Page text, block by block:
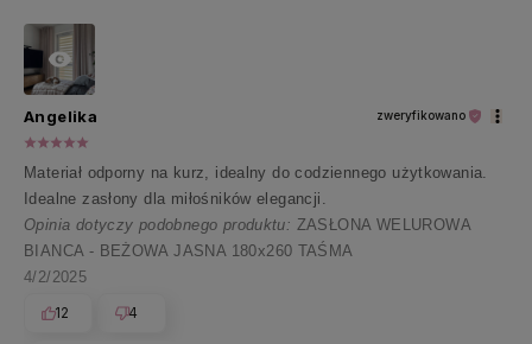
Angelika zweryfikowano
Materiał odporny na kurz, idealny do codziennego użytkowania.
Idealne zasłony dla miłośników elegancji.
Opinia dotyczy podobnego produktu: ZASŁONA WELUROWA
BIANCA - BEŻOWA JASNA 180x260 TAŚMA
4/2/2025
12
4